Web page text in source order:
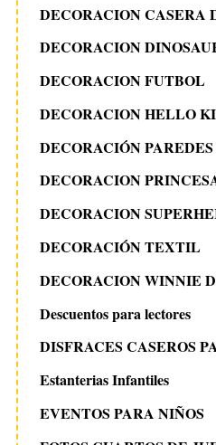
DECORACION CASERA
DECORACION
DECORACION FUTBOL
DECORACION HELLO
DECORACIÓN PAREDES
DECORACION
DECORACION
DECORACIÓN TEXTIL
DECORACION WINNIE
Descuentos para lectores
DISFRACES CASEROS
Estanterias Infantiles
EVENTOS PARA NIÑOS